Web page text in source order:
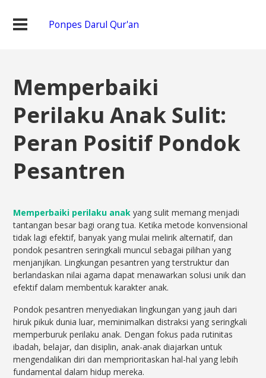
Ponpes Darul Qur'an
Memperbaiki
Perilaku Anak Sulit:
Peran Positif Pondok
Pesantren
Memperbaiki perilaku anakyang sulit memang menjadi
tantangan besar bagi orang tua. Ketika metode konvensional
tidak lagi efektif, banyak yang mulai melirik alternatif, dan
pondok pesantren seringkali muncul sebagai pilihan yang
menjanjikan. Lingkungan pesantren yang terstruktur dan
berlandaskan nilai agama dapat menawarkan solusi unik dan
efektif dalam membentuk karakter anak.
Pondok pesantren menyediakan lingkungan yang jauh dari
hiruk pikuk dunia luar, meminimalkan distraksi yang seringkali
memperburuk perilaku anak. Dengan fokus pada rutinitas
ibadah, belajar, dan disiplin, anak-anak diajarkan untuk
mengendalikan diri dan memprioritaskan hal-hal yang lebih
fundamental dalam hidup mereka.